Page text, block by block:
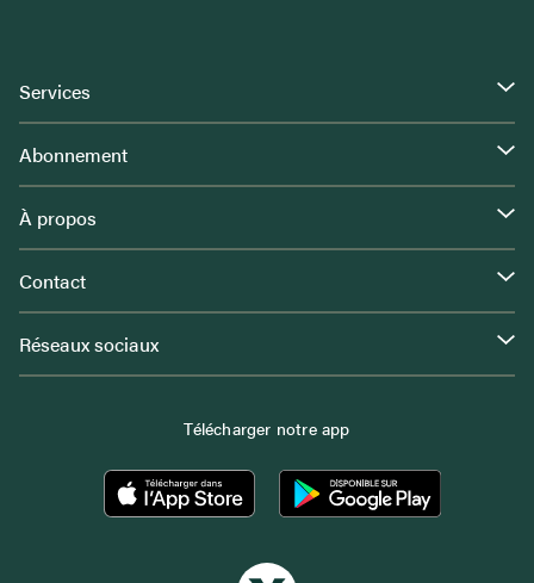
Services
Abonnement
À propos
Contact
Réseaux sociaux
Télécharger notre app